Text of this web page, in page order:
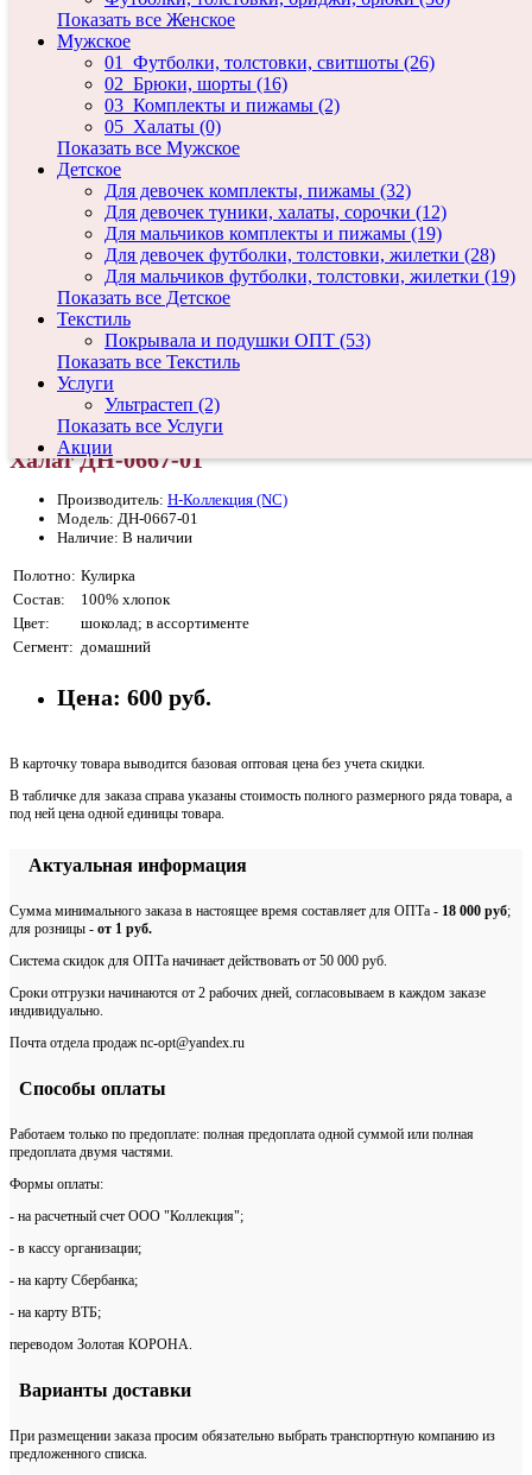
Показать все Женское
Мужское
01_Футболки, толстовки, свитшоты (26)
02_Брюки, шорты (16)
03_Комплекты и пижамы (2)
05_Халаты (0)
Показать все Мужское
Детское
Для девочек комплекты, пижамы (32)
Для девочек туники, халаты, сорочки (12)
Для мальчиков комплекты и пижамы (19)
Для девочек футболки, толстовки, жилетки (28)
Для мальчиков футболки, толстовки, жилетки (19)
Показать все Детское
Текстиль
Покрывала и подушки ОПТ (53)
Показать все Текстиль
Услуги
Ультрастеп (2)
Показать все Услуги
Акции
Халат ДН-0667-01
Производитель: Н-Коллекция (NC)
Модель: ДН-0667-01
Наличие: В наличии
Полотно: Кулирка
Состав:
100% хлопок
Цвет:
шоколад; в ассортименте
Сегмент: домашний
Цена: 600 руб.
В карточку товара выводится базовая оптовая цена без учета скидки.
В табличке для заказа справа указаны стоимость полного размерного ряда товара, а
под ней цена одной единицы товара.
Актуальная информация
Сумма минимального заказа в настоящее время составляет для ОПТа - 18 000 руб;
для розницы - от 1 руб.
Система скидок для ОПТа начинает действовать от 50 000 руб.
Сроки отгрузки начинаются от 2 рабочих дней, согласовываем в каждом заказе
индивидуально.
Почта отдела продаж nc-opt@yandex.ru
Способы оплаты
Работаем только по предоплате: полная предоплата одной суммой или полная
предоплата двумя частями.
Формы оплаты:
- на расчетный счет ООО "Коллекция";
- в кассу организации;
- на карту Сбербанка;
- на карту ВТБ;
переводом Золотая КОРОНА.
Варианты доставки
При размещении заказа просим обязательно выбрать транспортную компанию из
предложенного списка.